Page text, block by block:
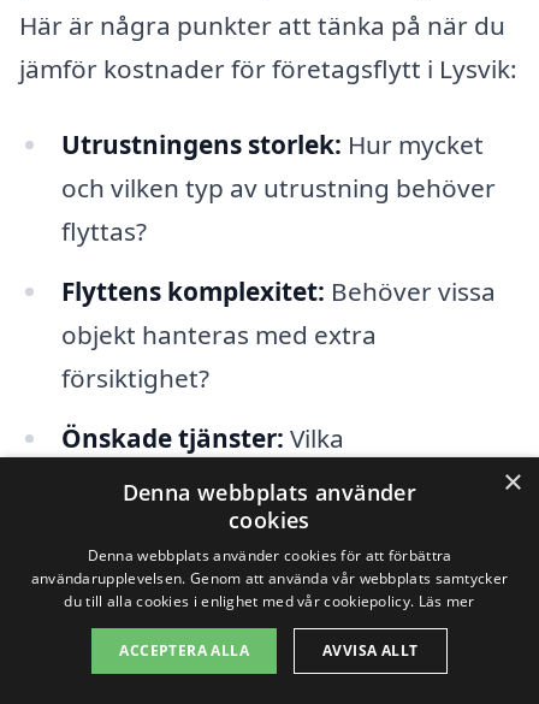
Här är några punkter att tänka på när du
jämför kostnader för företagsflytt i Lysvik:
Utrustningens storlek: Hur mycket
och vilken typ av utrustning behöver
flyttas?
Flyttens komplexitet: Behöver vissa
objekt hanteras med extra
försiktighet?
Önskade tjänster: Vilka
tilläggstjänster erbjuds, såsom
packning och lagring?
Tidsram:Hur bråttom är flytten?
Akuta flyttar kan ofta bli dyrare.
×
Denna webbplats använder
cookies
Denna webbplats använder cookies för att förbättra
användarupplevelsen. Genom att använda vår webbplats samtycker
du till alla cookies i enlighet med vår cookiepolicy. Läs mer
ACCEPTERA ALLA AVVISA ALLT